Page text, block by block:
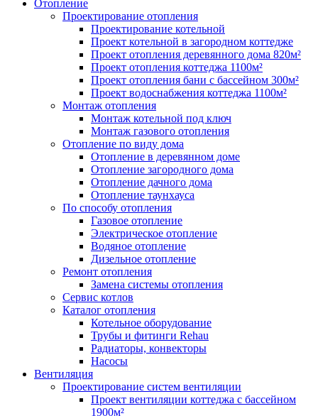
Отопление
Проектирование отопления
Проектирование котельной
Проект котельной в загородном коттедже
Проект отопления деревянного дома 820м²
Проект отопления коттеджа 1100м²
Проект отопления бани с бассейном 300м²
Проект водоснабжения коттеджа 1100м²
Монтаж отопления
Монтаж котельной под ключ
Монтаж газового отопления
Отопление по виду дома
Отопление в деревянном доме
Отопление загородного дома
Отопление дачного дома
Отопление таунхауса
По способу отопления
Газовое отопление
Электрическое отопление
Водяное отопление
Дизельное отопление
Ремонт отопления
Замена системы отопления
Сервис котлов
Каталог отопления
Котельное оборудование
Трубы и фитинги Rehau
Радиаторы, конвекторы
Насосы
Вентиляция
Проектирование систем вентиляции
Проект вентиляции коттеджа с бассейном
1900м²